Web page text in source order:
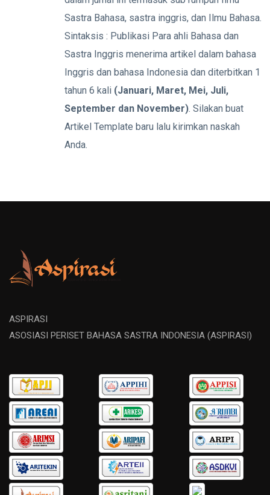
Sastra Bahasa, sastra inggris, dan Ilmu Bahasa.
Sintaksis : Publikasi Para ahli Bahasa dan
Sastra Inggris menerima artikel dalam bahasa
Inggris dan bahasa Indonesia dan diterbitkan 1
tahun 6 kali (Januari, Maret, Mei, Juli,
September dan November). Silakan buat
Artikel Template baru lalu kirimkan naskah
Anda.
ASPIRASI
ASOSIASI PERISET BAHASA SASTRA INDONESIA (ASPIRASI)